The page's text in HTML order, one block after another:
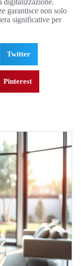
digitalizzazione.
garantisce non solo
significative per
Twitter
Pinterest